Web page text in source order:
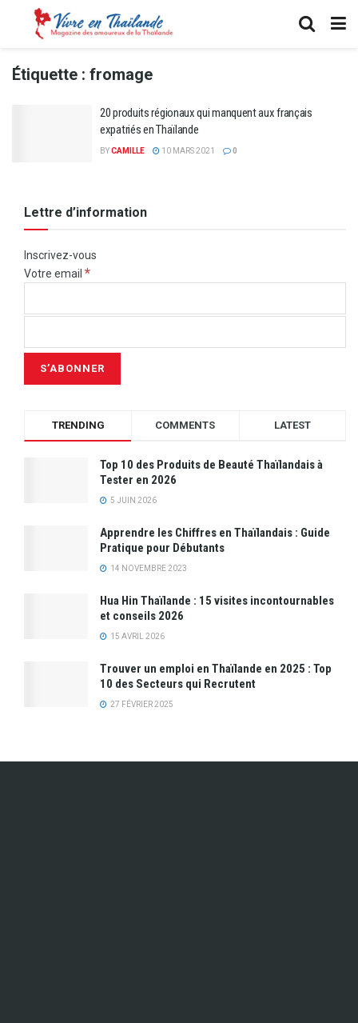
Étiquette : fromage
20 produits régionaux qui manquent aux français
expatriés en Thaïlande
BYCAMILLE 10 MARS 2021 0
Lettre d’information
Inscrivez-vous
Votre email *
TRENDING COMMENTS LATEST
Top 10 des Produits de Beauté Thaïlandais à
Tester en 2026
5 JUIN 2026
Apprendre les Chiffres en Thaïlandais : Guide
Pratique pour Débutants
14 NOVEMBRE 2023
Hua Hin Thaïlande : 15 visites incontournables
et conseils 2026
15 AVRIL 2026
Trouver un emploi en Thaïlande en 2025 : Top
10 des Secteurs qui Recrutent
27 FÉVRIER 2025